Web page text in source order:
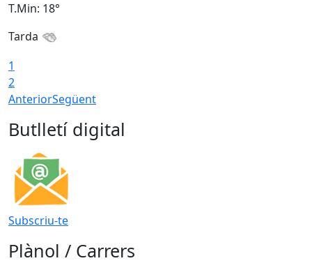
T.Min: 18°
Tarda
1
2
AnteriorSegüent
Butlletí digital
Subscriu-te
Plànol / Carrers